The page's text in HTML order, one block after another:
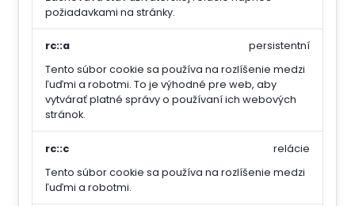
požiadavkami na stránky.
rc::a
Tento súbor cookie sa používa na rozlíšenie medzi
ľuďmi a robotmi. To je výhodné pre web, aby
vytvárať platné správy o používaní ich webových
stránok.
persistentní
rc::c
Tento súbor cookie sa používa na rozlíšenie medzi
ľuďmi a robotmi.
relácie